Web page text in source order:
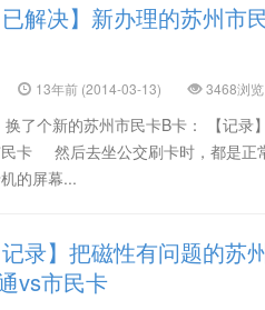
已解决】新办理的苏州
13年前 (2014-03-13) 3468浏览
换了个新的苏州市民卡B卡： 【记
卡 然后去坐公交刷卡时，都是正
的屏幕...
记录】把磁性有问题的
vs市民卡